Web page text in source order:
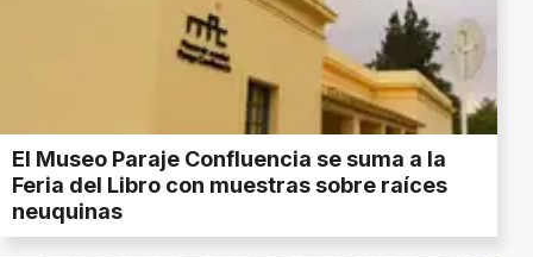
El Museo Paraje Confluencia se suma a la
Feria del Libro con muestras sobre raíces
neuquinas